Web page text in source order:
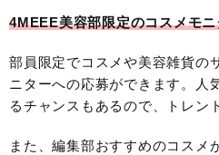
4MEEE美容部限定のコスメモ
部員限定でコスメや美容雑貨の
ニターへの応募ができます。人
るチャンスもあるので、トレ
また、編集部おすすめのコスメ